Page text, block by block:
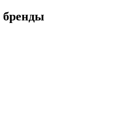
бренды